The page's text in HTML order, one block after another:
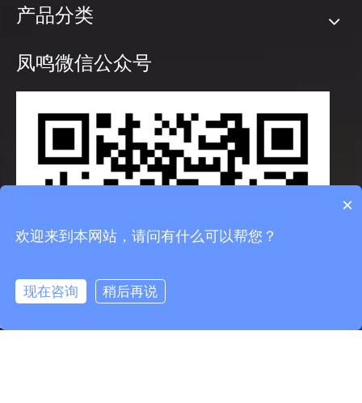
15358868788
info@fmcable.com
凤鸣公众号
产品分类
凤鸣微信公众号
×
欢迎来到本网站，请问有什么可以帮您？
现在咨询 稍后再说